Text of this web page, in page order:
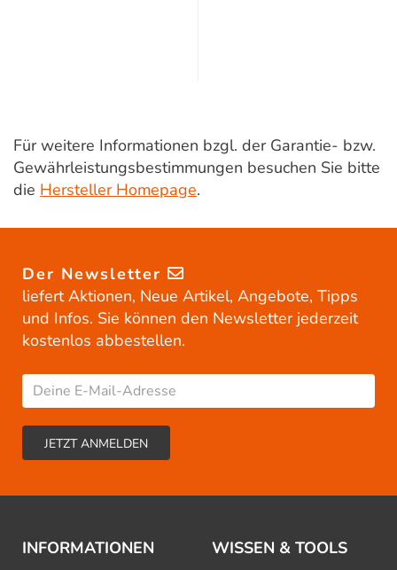
Für weitere Informationen bzgl. der Garantie- bzw.
Gewährleistungsbestimmungen besuchen Sie bitte
die Hersteller Homepage.
Der Newsletter
liefert Aktionen, Neue Artikel, Angebote, Tipps
und Infos. Sie können den Newsletter jederzeit
kostenlos abbestellen.
INFORMATIONEN WISSEN & TOOLS